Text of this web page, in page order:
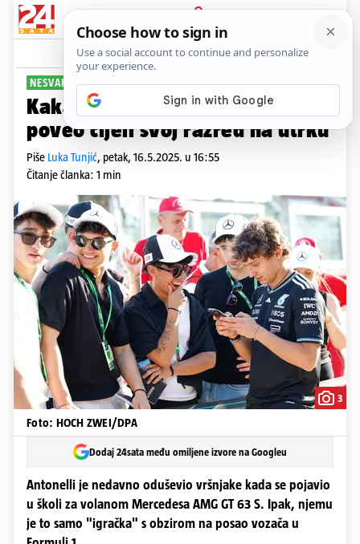
PRIJAVA
Sport Komentari
NESVAKIDAŠNJI IZLET
Kakav frajer: Vozač Formule 1
poveo cijeli svoj razred na utrku
Piše Luka Tunjić, petak, 16.5.2025. u 16:55
Čitanje članka: 1 min
3
Foto: HOCH ZWEI/DPA
Dodaj 24sata među omiljene izvore na Googleu
Antonelli je nedavno oduševio vršnjake kada se pojavio
u školi za volanom Mercedesa AMG GT 63 S. Ipak, njemu
je to samo "igračka" s obzirom na posao vozača u